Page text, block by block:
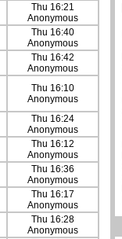
Thu 16:21
Anonymous
Thu 16:40
Anonymous
Thu 16:42
Anonymous
Thu 16:10
Anonymous
Thu 16:24
Anonymous
Thu 16:12
Anonymous
Thu 16:36
Anonymous
Thu 16:17
Anonymous
Thu 16:28
Anonymous